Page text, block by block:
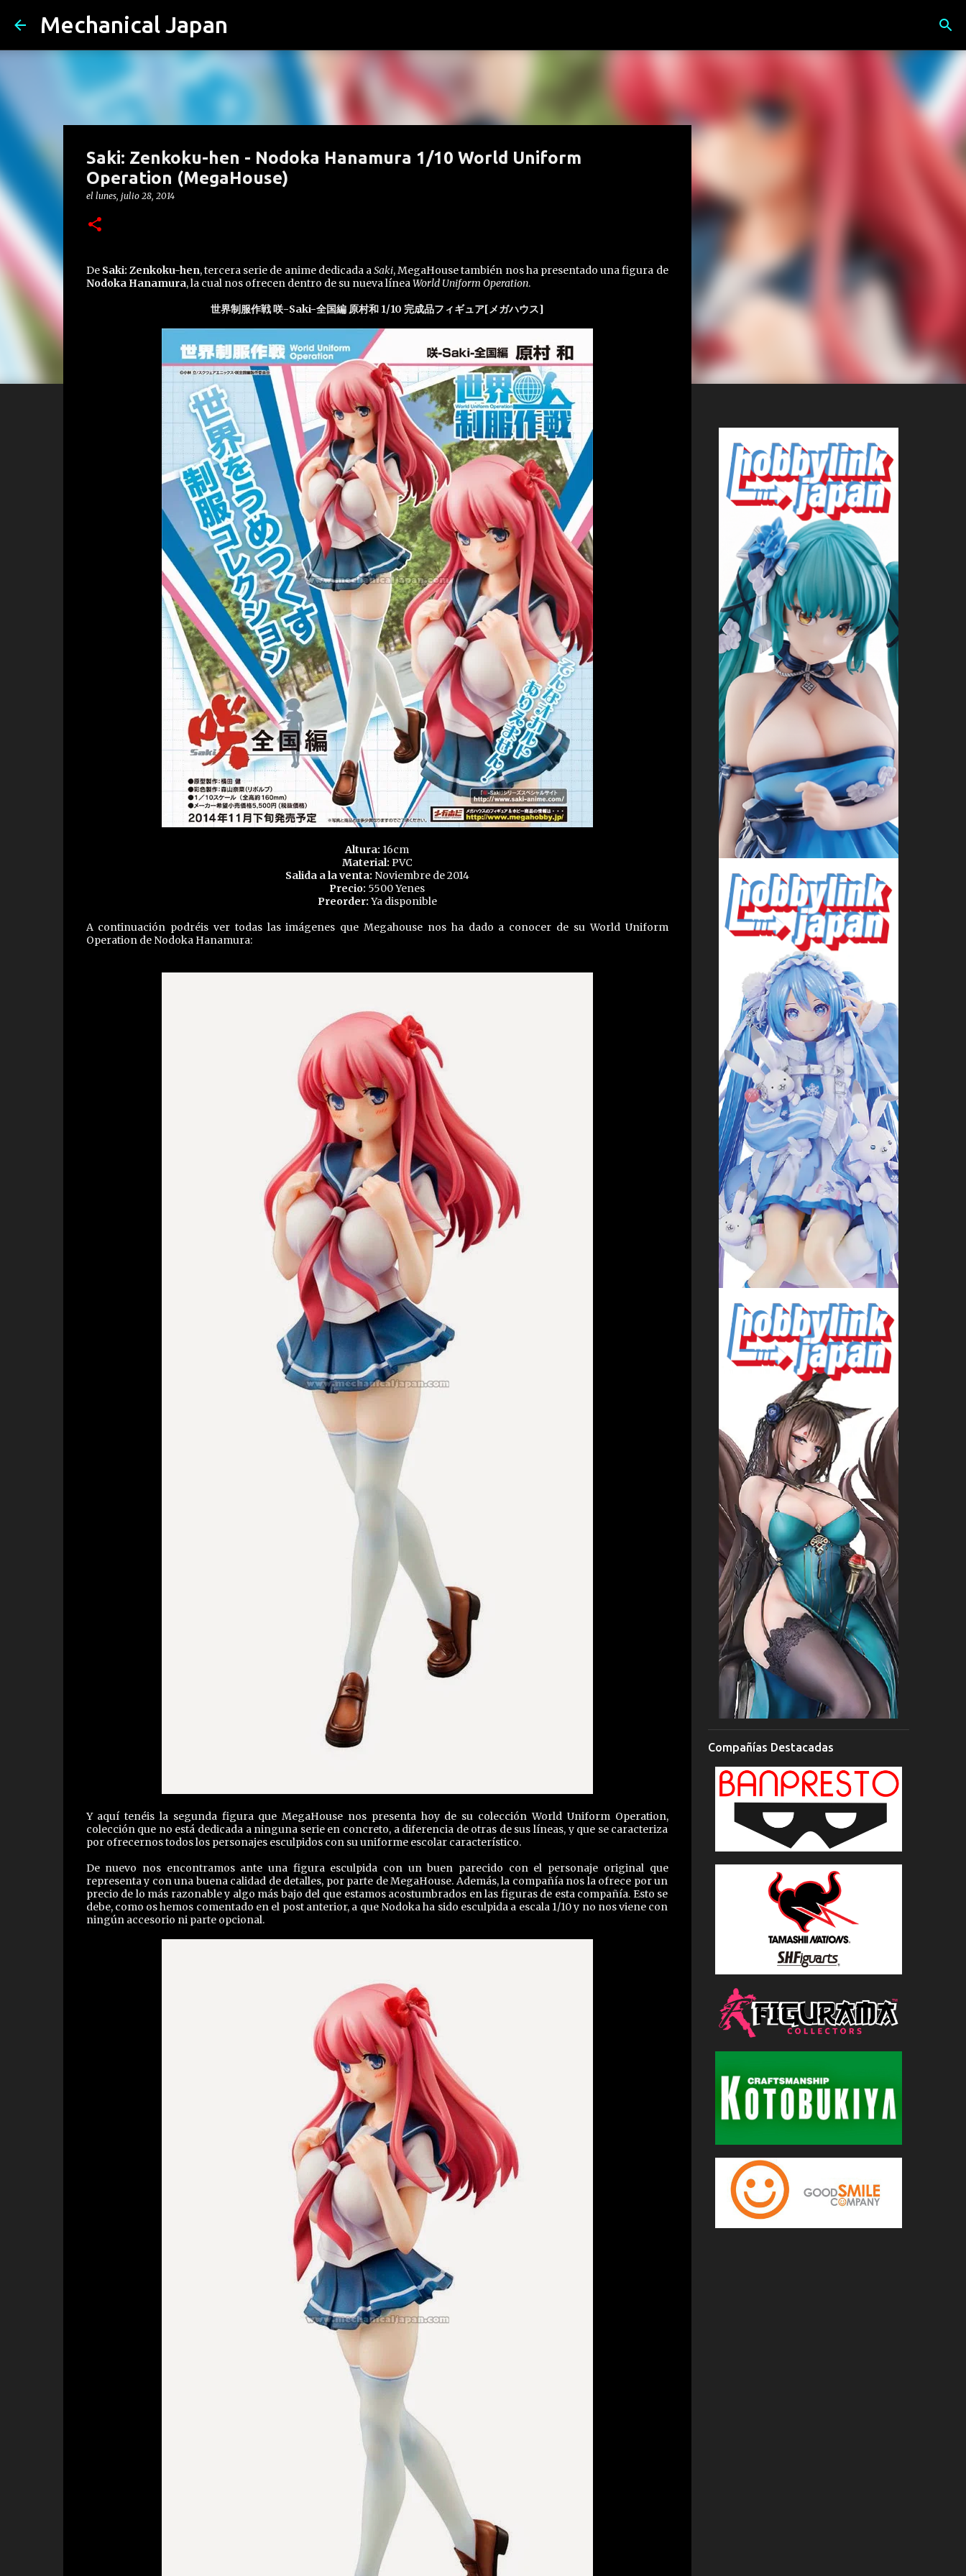
Mechanical Japan
Saki: Zenkoku-hen - Nodoka Hanamura 1/10 World Uniform
Operation (MegaHouse)
el lunes, julio 28, 2014
De Saki: Zenkoku-hen, tercera serie de anime dedicada aSaki, MegaHouse también nos ha presentado una figura de
Nodoka Hanamura, la cual nos ofrecen dentro de su nueva líneaWorld Uniform Operation.
世界制服作戦 咲-Saki-全国編 原村和 1/10 完成品フィギュア[メガハウス]
Altura: 16cm
Material: PVC
Salida a la venta: Noviembre de 2014
Precio: 5500 Yenes
Preorder: Ya disponible
A continuación podréis ver todas las imágenes que Megahouse nos ha dado a conocer de su World Uniform
Operation de Nodoka Hanamura:
Y aquí tenéis la segunda figura que MegaHouse nos presenta hoy de su colección World Uniform Operation,
colección que no está dedicada a ninguna serie en concreto, a diferencia de otras de sus líneas, y que se caracteriza
por ofrecernos todos los personajes esculpidos con su uniforme escolar característico.
De nuevo nos encontramos ante una figura esculpida con un buen parecido con el personaje original que
representa y con una buena calidad de detalles, por parte de MegaHouse. Además, la compañía nos la ofrece por un
precio de lo más razonable y algo más bajo del que estamos acostumbrados en las figuras de esta compañía. Esto se
debe, como os hemos comentado en el post anterior, a que Nodoka ha sido esculpida a escala 1/10 y no nos viene con
ningún accesorio ni parte opcional.
Compañías Destacadas